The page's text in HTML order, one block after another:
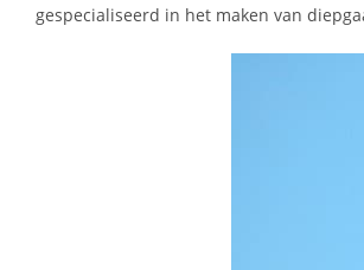
gespecialiseerd in het maken van